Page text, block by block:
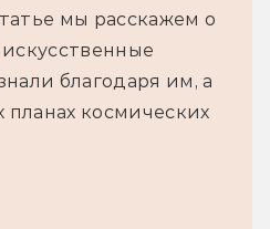
мы расскажем о
благодаря им, а
космических